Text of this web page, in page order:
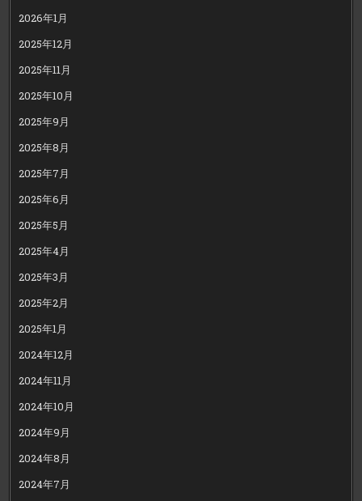
2026年1月
2025年12月
2025年11月
2025年10月
2025年9月
2025年8月
2025年7月
2025年6月
2025年5月
2025年4月
2025年3月
2025年2月
2025年1月
2024年12月
2024年11月
2024年10月
2024年9月
2024年8月
2024年7月